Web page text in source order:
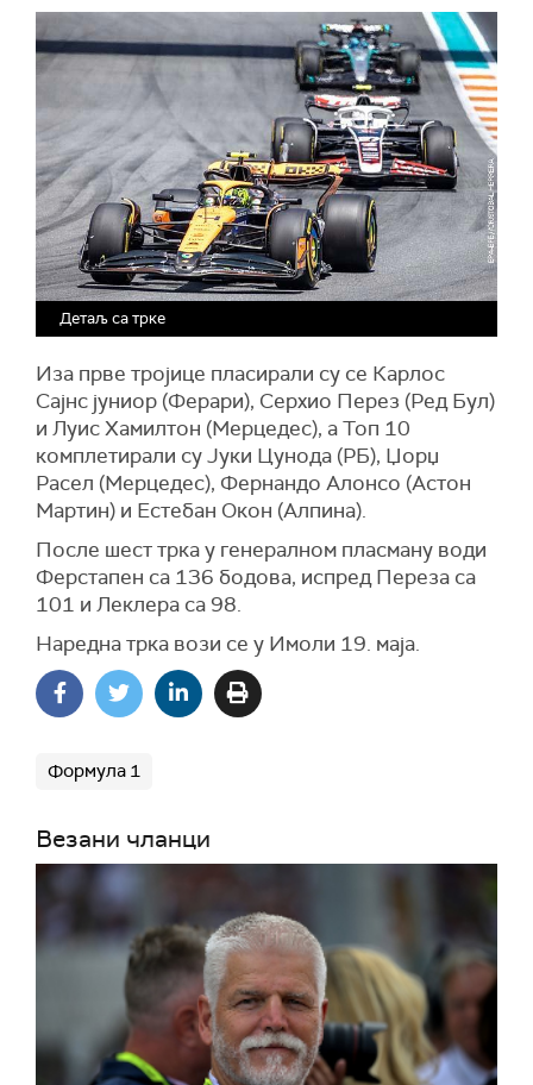
Детаљ са трке
Иза прве тројице пласирали су се Карлос
Сајнс јуниор (Ферари), Серхио Перез (Ред Бул)
и Луис Хамилтон (Мерцедес), а Топ 10
комплетирали су Јуки Цунода (РБ), Џорџ
Расел (Мерцедес), Фернандо Алонсо (Астон
Мартин) и Естебан Окон (Алпина).
После шест трка у генералном пласману води
Ферстапен са 136 бодова, испред Переза са
101 и Леклера са 98.
Наредна трка вози се у Имоли 19. маја.
Формула 1
Везани чланци